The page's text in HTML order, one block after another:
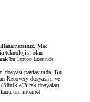
Mac
teknolojisi olan
bu laptop üzerinde
dosyası paylaşımda. Bu
Recovery dosyasını ve
Bırak dosyaları
kurulum internet